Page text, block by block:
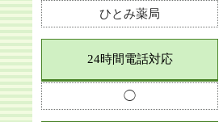
ひとみ薬局
24時間電話対応
◯